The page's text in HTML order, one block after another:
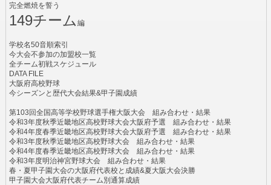
完全燃焼を誓う
149チーム 編
学校名50音順索引
今大会不参加の加盟校一覧
全チーム初戦スケジュール
DATA FILE
大阪府高校野球
今シーズンと歴代大会結果&甲子園成績
第103回全国高等学校野球選手権大阪大会 組み合わせ・結果
令和3年度秋季近畿地区高校野球大会大阪府予選 組み合わせ・結果
令和4年度春季近畿地区高校野球大会大阪府予選 組み合わせ・結果
令和3年度秋季近畿地区高校野球大会 組み合わせ・結果
令和4年度春季近畿地区高校野球大会 組み合わせ・結果
令和3年度明治神宮野球大会 組み合わせ・結果
春・夏甲子園大会の大阪府代表校と成績&夏大阪大会決勝
甲子園大会大阪府代表チーム別通算成績